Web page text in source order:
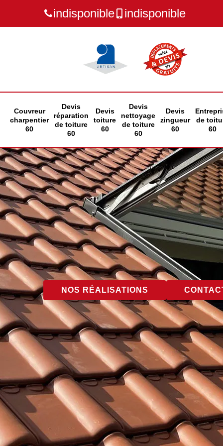
indisponible indisponible
Couvreur
charpentier
60
Devis
réparation
de toiture
60
Devis
toiture
60
Devis
nettoyage
de toiture
60
Devis
zingueur
60
de
60
NOS RÉALISATIONS